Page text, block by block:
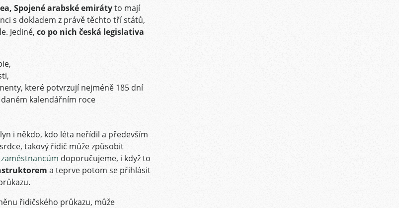
Spojené arabské emirátyto mají
s dokladem z právě těchto tří států,
Jediné, co po nich česká legislativa
které potvrzují nejméně 185 dní
kalendářním roce
i někdo, kdo léta neřídil a především
takový řidič může způsobit
doporučujeme, i když to
a teprve potom se přihlásit
řidičského průkazu, může